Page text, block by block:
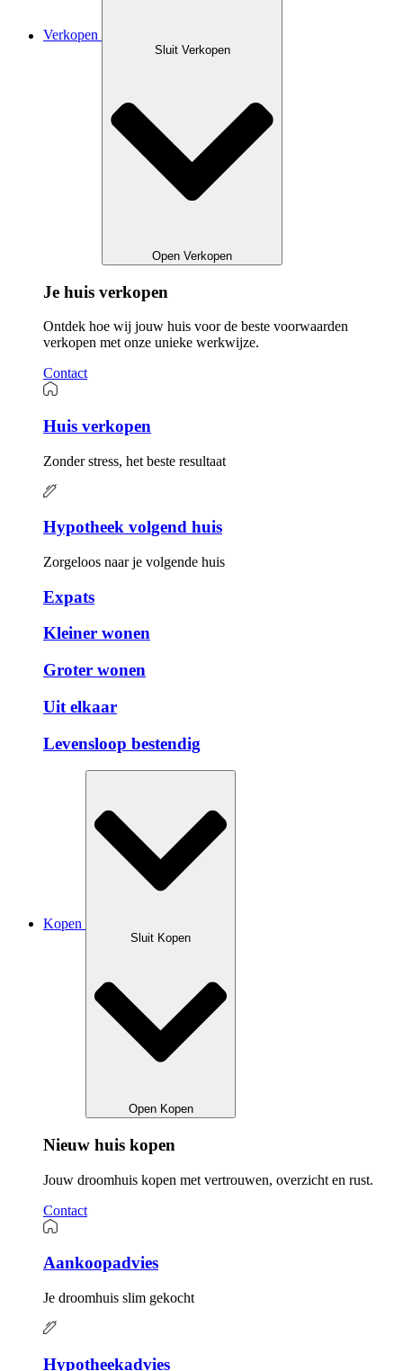
Verkopen
Sluit Verkopen
Open Verkopen
Je huis verkopen
Ontdek hoe wij jouw huis voor de beste voorwaarden
verkopen met onze unieke werkwijze.
Contact
Huis verkopen
Zonder stress, het beste resultaat
Hypotheek volgend huis
Zorgeloos naar je volgende huis
Expats
Kleiner wonen
Groter wonen
Uit elkaar
Levensloop bestendig
Kopen
Sluit Kopen
Open Kopen
Nieuw huis kopen
Jouw droomhuis kopen met vertrouwen, overzicht en rust.
Contact
Aankoopadvies
Je droomhuis slim gekocht
Hypotheekadvies